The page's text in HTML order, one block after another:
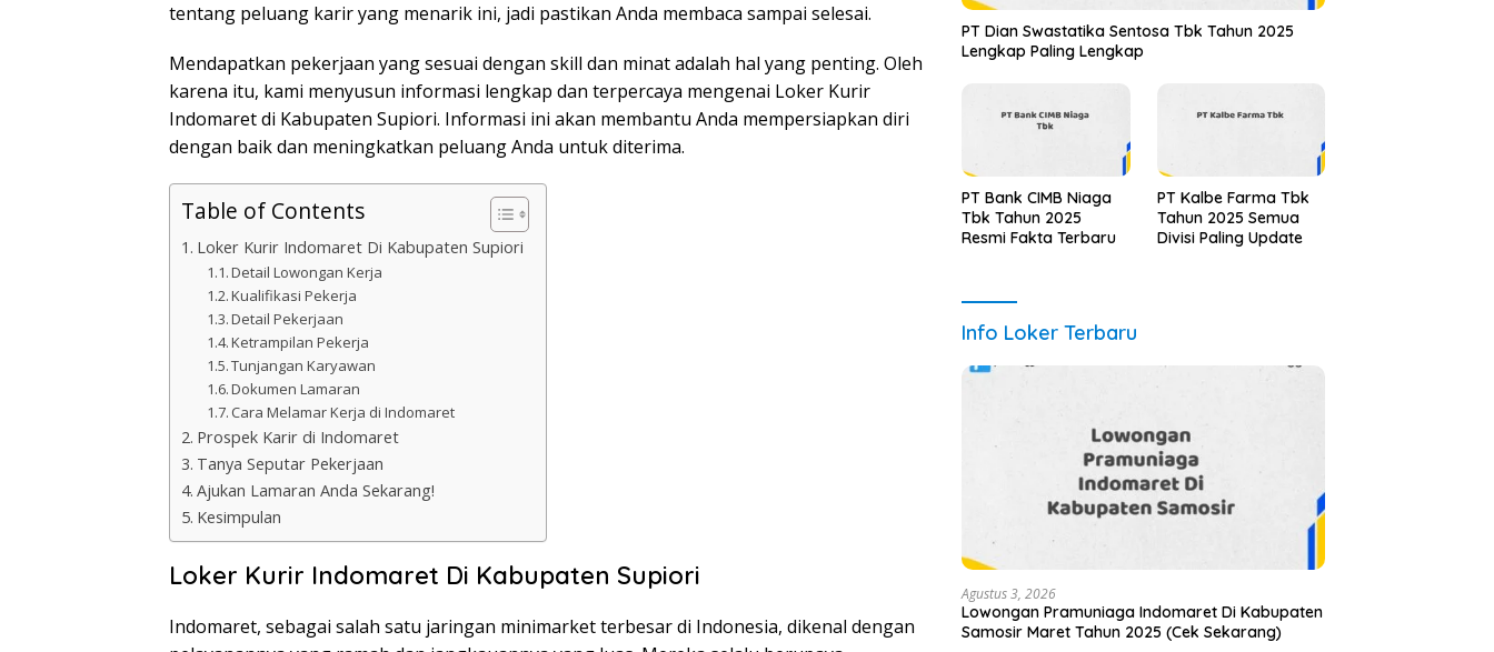
tentang peluang karir yang menarik ini, jadi pastikan Anda membaca sampai selesai.
Mendapatkan pekerjaan yang sesuai dengan skill dan minat adalah hal yang penting. Oleh
karena itu, kami menyusun informasi lengkap dan terpercaya mengenai Loker Kurir
Indomaret di Kabupaten Supiori. Informasi ini akan membantu Anda mempersiapkan diri
dengan baik dan meningkatkan peluang Anda untuk diterima.
Table of Contents
Loker Kurir Indomaret Di Kabupaten Supiori
Detail Lowongan Kerja
Kualifikasi Pekerja
Detail Pekerjaan
Ketrampilan Pekerja
Tunjangan Karyawan
Dokumen Lamaran
Cara Melamar Kerja di Indomaret
Prospek Karir di Indomaret
Tanya Seputar Pekerjaan
Ajukan Lamaran Anda Sekarang!
Kesimpulan
Loker Kurir Indomaret Di Kabupaten Supiori
Indomaret, sebagai salah satu jaringan minimarket terbesar di Indonesia, dikenal dengan
PT Dian Swastatika Sentosa Tbk Tahun 2025
Lengkap Paling Lengkap
PT Bank CIMB Niaga
Tbk Tahun 2025
Resmi Fakta Terbaru
PT Kalbe Farma Tbk
Tahun 2025 Semua
Divisi Paling Update
Info Loker Terbaru
Agustus 3, 2026
Lowongan Pramuniaga Indomaret Di Kabupaten
Samosir Maret Tahun 2025 (Cek Sekarang)